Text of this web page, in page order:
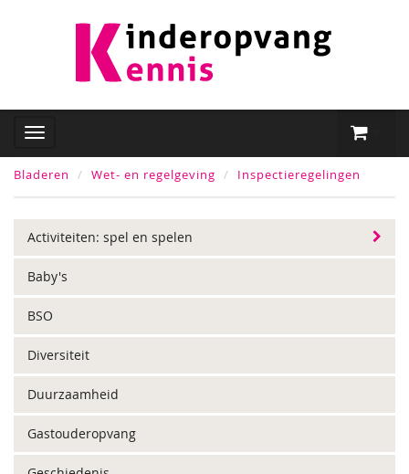
Bladeren Wet- en regelgeving Inspectieregelingen
Activiteiten: spel en spelen
Baby's
BSO
Diversiteit
Duurzaamheid
Gastouderopvang